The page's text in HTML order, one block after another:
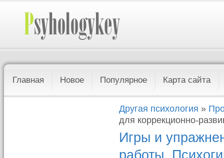
Главная Новое Популярное Карта сайта
Другая психология »
для коррекционно-
Игры и
работы.